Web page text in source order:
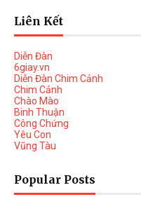
Liên Kết
Diễn Đàn
6giay.vn
Diễn Đàn Chim Cảnh
Chim Cảnh
Chào Mào
Binh Thuận
Công Chứng
Yêu Con
Vũng Tàu
Popular Posts